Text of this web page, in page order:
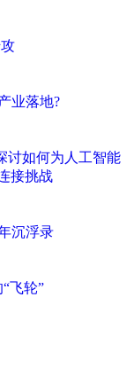
业落地?
讨如何为人工智能
接挑战
沉浮录
飞轮”